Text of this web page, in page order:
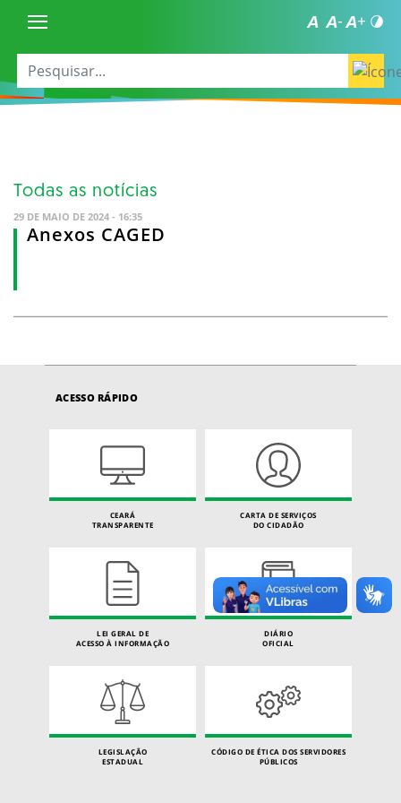
Todas as notícias
29 DE MAIO DE 2024 - 16:35
Anexos CAGED
ACESSO RÁPIDO
CEARÁ
TRANSPARENTE
CARTA DE SERVIÇOS
DO CIDADÃO
LEI GERAL DE
ACESSO À INFORMAÇÃO
DIÁRIO
OFICIAL
LEGISLAÇÃO
ESTADUAL
CÓDIGO DE ÉTICA DOS SERVIDORES
PÚBLICOS